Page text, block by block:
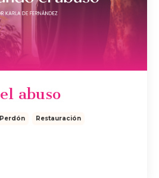
abuso
Perdón Restauración